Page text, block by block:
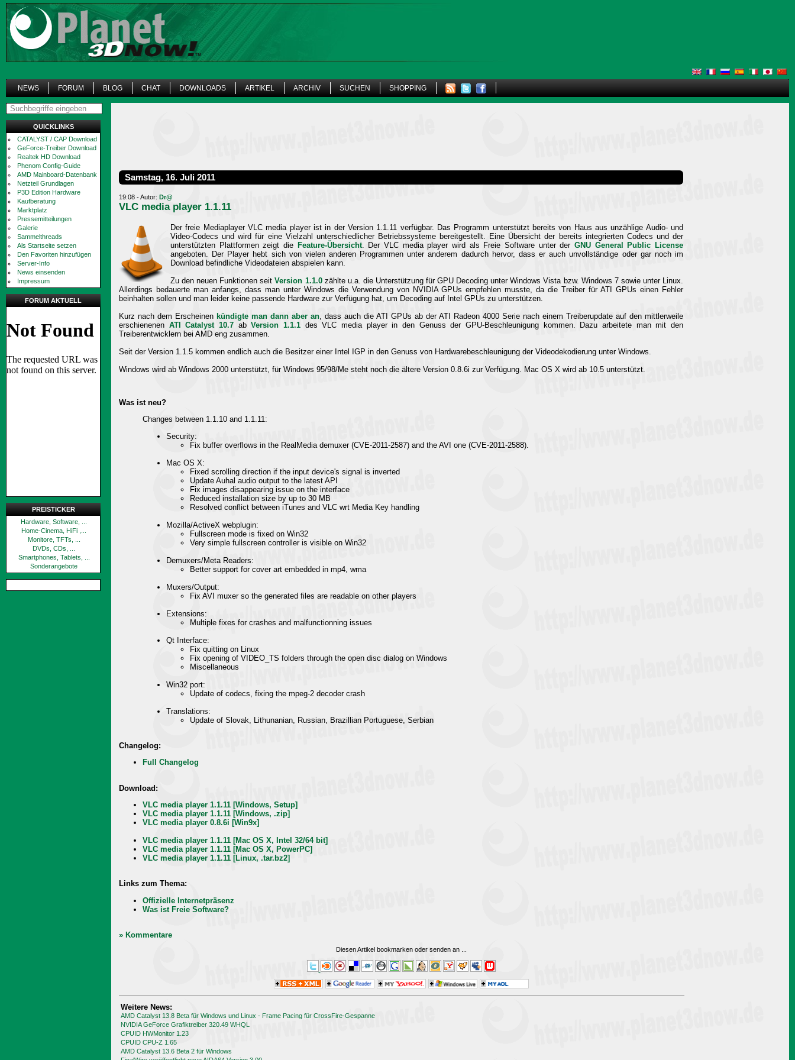
NEWS FORUM BLOG CHAT DOWNLOADS ARTIKEL ARCHIV SUCHEN SHOPPING
QUICKLINKS
CATALYST / CAP Download
GeForce-Treiber Download
Realtek HD Download
Phenom Config-Guide
AMD Mainboard-Datenbank
Netzteil Grundlagen
P3D Edition Hardware
Kaufberatung
Marktplatz
Pressemitteilungen
Galerie
Sammelthreads
Als Startseite setzen
Den Favoriten hinzufügen
Server-Info
News einsenden
Impressum
FORUM AKTUELL
PREISTICKER
Hardware, Software, ...
Home-Cinema, HiFi ,...
Monitore, TFTs, ...
DVDs, CDs, ...
Smartphones, Tablets, ...
Sonderangebote
Samstag, 16. Juli 2011
19:08 - Autor: Dr@
VLC media player 1.1.11
Der freie Mediaplayer VLC media player ist in der Version 1.1.11 verfügbar. Das Programm unterstützt bereits von Haus aus unzählige Audio- und
Video-Codecs und wird für eine Vielzahl unterschiedlicher Betriebssysteme bereitgestellt. Eine Übersicht der bereits integrierten Codecs und der
unterstützten Plattformen zeigt die Feature-Übersicht. Der VLC media player wird als Freie Software unter derGNU General Public License
angeboten. Der Player hebt sich von vielen anderen Programmen unter anderem dadurch hervor, dass er auch unvollständige oder gar noch im
Download befindliche Videodateien abspielen kann.
Zu den neuen Funktionen seitVersion 1.1.0zählte u.a. die Unterstützung für GPU Decoding unter Windows Vista bzw. Windows 7 sowie unter Linux.
Allerdings bedauerte man anfangs, dass man unter Windows die Verwendung von NVIDIA GPUs empfehlen musste, da die Treiber für ATI GPUs einen Fehler
beinhalten sollen und man leider keine passende Hardware zur Verfügung hat, um Decoding auf Intel GPUs zu unterstützen.
Kurz nach dem Erscheinen kündigte man dann aber an, dass auch die ATI GPUs ab der ATI Radeon 4000 Serie nach einem Treiberupdate auf den mittlerweile
erschienenen ATI Catalyst 10.7 abVersion 1.1.1 des VLC media player in den Genuss der GPU-Beschleunigung kommen. Dazu arbeitete man mit den
Treiberentwicklern bei AMD eng zusammen.
Seit der Version 1.1.5 kommen endlich auch die Besitzer einer Intel IGP in den Genuss von Hardwarebeschleunigung der Videodekodierung unter Windows.
Windows wird ab Windows 2000 unterstützt, für Windows 95/98/Me steht noch die ältere Version 0.8.6i zur Verfügung. Mac OS X wird ab 10.5 unterstützt.
Was ist neu?
Changes between 1.1.10 and 1.1.11:
Security:
Fix buffer overflows in the RealMedia demuxer (CVE-2011-2587) and the AVI one (CVE-2011-2588).
Mac OS X:
Fixed scrolling direction if the input device's signal is inverted
Update Auhal audio output to the latest API
Fix images disappearing issue on the interface
Reduced installation size by up to 30 MB
Resolved conflict between iTunes and VLC wrt Media Key handling
Mozilla/ActiveX webplugin:
Fullscreen mode is fixed on Win32
Very simple fullscreen controller is visible on Win32
Demuxers/Meta Readers:
Better support for cover art embedded in mp4, wma
Muxers/Output:
Fix AVI muxer so the generated files are readable on other players
Extensions:
Multiple fixes for crashes and malfunctionning issues
Qt Interface:
Fix quitting on Linux
Fix opening of VIDEO_TS folders through the open disc dialog on Windows
Miscellaneous
Win32 port:
Update of codecs, fixing the mpeg-2 decoder crash
Translations:
Update of Slovak, Lithunanian, Russian, Brazillian Portuguese, Serbian
Changelog:
Full Changelog
Download:
VLC media player 1.1.11 [Windows, Setup]
VLC media player 1.1.11 [Windows, .zip]
VLC media player 0.8.6i [Win9x]
VLC media player 1.1.11 [Mac OS X, Intel 32/64 bit]
VLC media player 1.1.11 [Mac OS X, PowerPC]
VLC media player 1.1.11 [Linux, .tar.bz2]
Links zum Thema:
Offizielle Internetpräsenz
Was ist Freie Software?
» Kommentare
Diesen Artikel bookmarken oder senden an
Weitere News:
AMD Catalyst 13.8 Beta für Windows und Linux - Frame Pacing für CrossFire-Gespanne
NVIDIA GeForce Grafiktreiber 320.49 WHQL
CPUID HWMonitor 1.23
CPUID CPU-Z 1.65
AMD Catalyst 13.6 Beta 2 für Windows